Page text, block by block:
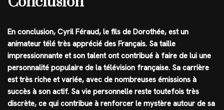
En conclusion, Cyril Féraud, le fils de Dorothée, est un
animateur télé très apprécié des Français. Sa taille
impressionnante et son talent ont contribué à faire de lui une
personnalité populaire de la télévision française. Sa carrière
est très riche et variée, avec de nombreuses émissions à
succès à son actif. Sa vie personnelle reste toutefois très
discrète, ce qui contribue à renforcer le mystère autour de sa